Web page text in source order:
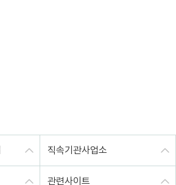
직속기관사업소
관련사이트